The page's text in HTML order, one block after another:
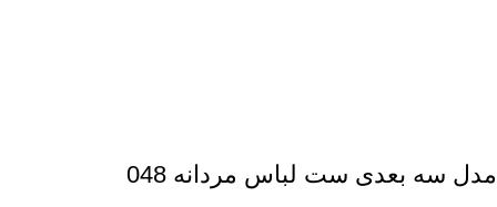
مدل سه بعدی ست لباس مردانه 048